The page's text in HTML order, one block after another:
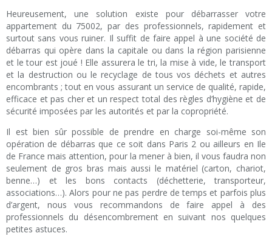
Heureusement, une solution existe pour débarrasser votre
appartement du 75002, par des professionnels, rapidement et
surtout sans vous ruiner. Il suffit de faire appel à une société de
débarras qui opère dans la capitale ou dans la région parisienne
et le tour est joué ! Elle assurera le tri, la mise à vide, le transport
et la destruction ou le recyclage de tous vos déchets et autres
encombrants ; tout en vous assurant un service de qualité, rapide,
efficace et pas cher et un respect total des règles d’hygiène et de
sécurité imposées par les autorités et par la copropriété.
Il est bien sûr possible de prendre en charge soi-même son
opération de débarras que ce soit dans Paris 2 ou ailleurs en Ile
de France mais attention, pour la mener à bien, il vous faudra non
seulement de gros bras mais aussi le matériel (carton, chariot,
benne…) et les bons contacts (déchetterie, transporteur,
associations…). Alors pour ne pas perdre de temps et parfois plus
d’argent, nous vous recommandons de faire appel à des
professionnels du désencombrement en suivant nos quelques
petites astuces.